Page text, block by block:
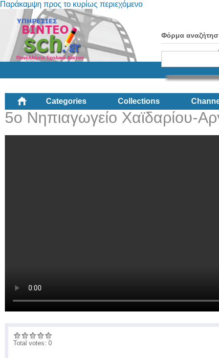
Παράκαμψη προς το κυρίως περιεχόμενο
Φόρμα
Categories Collections
5ο Νηπιαγωγείο Χαϊδαρίου-
Total votes: 0